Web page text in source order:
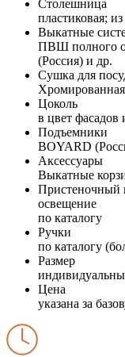
Столешница
пластиковая;
Выкатные
ПВШ полного
(Россия) и др.
Сушка для
Хромированная
Цоколь
в цвет фасадов
Подъемники
BOYARD
Аксессуары
Выкатные
Пристеночный
освещение
по каталогу
Ручки
по каталогу
Размер
Цена
указана за